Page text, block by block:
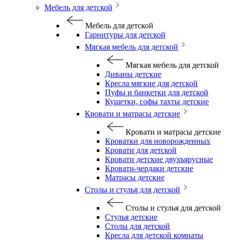
Мебель для детской
Мебель для детской
Гарнитуры для детской
Мягкая мебель для детской
Мягкая мебель для детской
Диваны детские
Кресла мягкие для детской
Пуфы и банкетки для детской
Кушетки, софы тахты детские
Кровати и матрасы детские
Кровати и матрасы детские
Кроватки для новорожденных
Кровати для детской
Кровати детские двухъярусные
Кровати-чердаки детские
Матрасы детские
Столы и стулья для детской
Столы и стулья для детской
Стулья детские
Столы для детской
Кресла для детской комнаты